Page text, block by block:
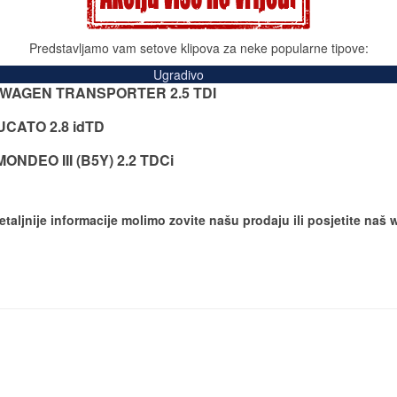
Predstavljamo vam setove klipova za neke popularne tipove:
Ugradivo
TRANSPORTER 2.5 TDI
2.8 idTD
III (B5Y) 2.2 TDCi
informacije molimo zovite našu prodaju ili posjetite naš